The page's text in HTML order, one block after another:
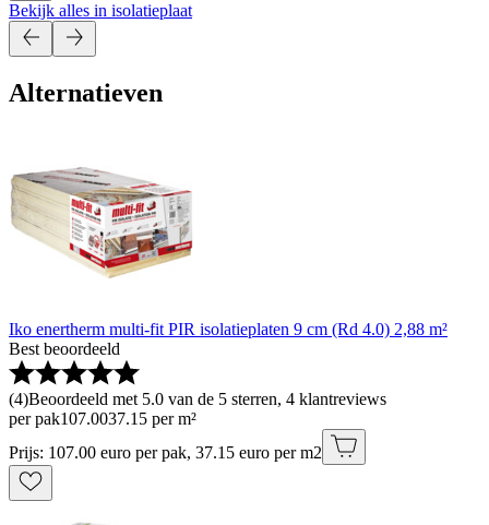
Bekijk alles in isolatieplaat
Alternatieven
Iko enertherm multi-fit PIR isolatieplaten 9 cm (Rd 4.0) 2,88 m²
Best beoordeeld
(4)Beoordeeld met 5.0 van de 5 sterren, 4 klantreviews
per pak107.0037.15 per m²
Prijs: 107.00 euro per pak, 37.15 euro per m2